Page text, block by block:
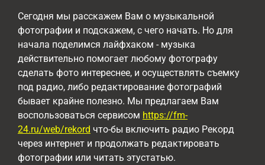
Сегодня мы расскажем Вам о музыкальной
фотографии и подскажем, с чего начать. Но для
начала поделимся лайфхаком - музыка
действительно помогает любому фотографу
сделать фото интереснее, и осуществлять съемку
под радио, либо редактирование фотографий
бывает крайне полезно. Мы предлагаем Вам
воспользоваться сервисом https://fm-
24.ru/web/rekord что-бы включить радио Рекорд
через интернет и продолжать редактировать
фотографии или читать этустатью.